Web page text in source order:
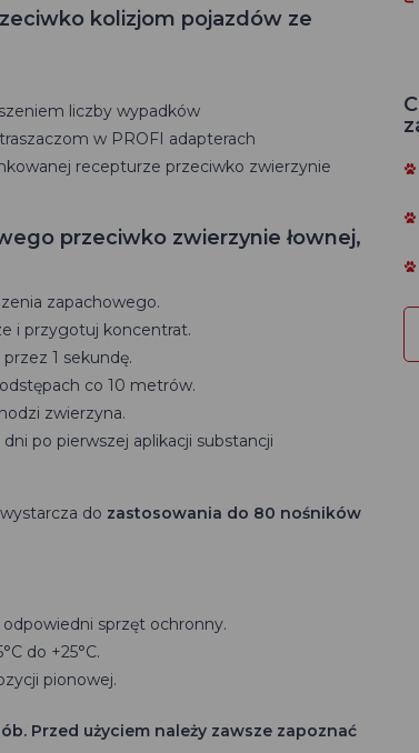
kolizjom pojazdów ze
liczby wypadków
w PROFI adapterach
recepturze przeciwko zwierzynie
przeciwko zwierzynie łownej,
zapachowego.
i przygotuj koncentrat.
1 sekundę.
co 10 metrów.
zwierzyna.
po pierwszej aplikacji substancji
do zastosowania do 80 nośników
sprzęt ochronny.
do +25°C.
pionowej.
Przed użyciem należy zawsze zapoznać